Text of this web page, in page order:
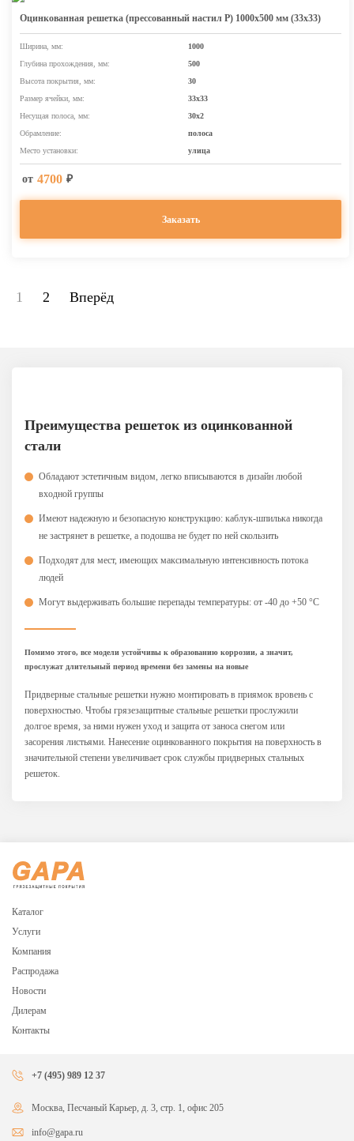
Оцинкованная решетка (прессованный настил Р) 1000х500 мм (33x33)
Ширина, мм:
1000
Глубина прохождения, мм:
500
Высота покрытия, мм:
30
Размер ячейки, мм:
33х33
Несущая полоса, мм:
30х2
Обрамление:
полоса
Место установки:
улица
от 4700 ₽
Заказать
1 2 Вперёд
Преимущества решеток из оцинкованной
стали
Обладают эстетичным видом, легко вписываются в дизайн любой
входной группы
Имеют надежную и безопасную конструкцию: каблук-шпилька никогда
не застрянет в решетке, а подошва не будет по ней скользить
Подходят для мест, имеющих максимальную интенсивность потока
людей
Могут выдерживать большие перепады температуры: от -40 до +50 °С
Помимо этого, все модели устойчивы к образованию коррозии, а значит,
прослужат длительный период времени без замены на новые
Придверные стальные решетки нужно монтировать в приямок вровень с
поверхностью. Чтобы грязезащитные стальные решетки прослужили
долгое время, за ними нужен уход и защита от заноса снегом или
засорения листьями. Нанесение оцинкованного покрытия на поверхность в
значительной степени увеличивает срок службы придверных стальных
решеток.
Каталог
Услуги
Компания
Распродажа
Новости
Дилерам
Контакты
+7 (495) 989 12 37
Москва, Песчаный Карьер, д. 3, стр. 1, офис 205
info@gapa.ru